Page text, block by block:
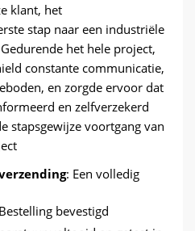
klant, het
stap naar een industriële
het hele project,
constante communicatie,
en zorgde ervoor dat
en zelfverzekerd
stapsgewijze voortgang van
: Een volledig
bevestigd